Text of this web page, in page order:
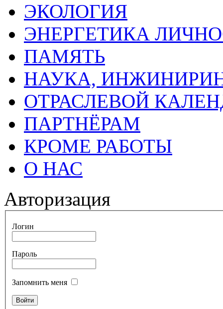
ЭКОЛОГИЯ
ЭНЕРГЕТИКА
ПАМЯТЬ
НАУКА,
ОТРАСЛЕВОЙ
ПАРТНЁРАМ
КРОМЕ РАБОТЫ
О НАС
Авторизация
Логин
Пароль
Запомнить меня